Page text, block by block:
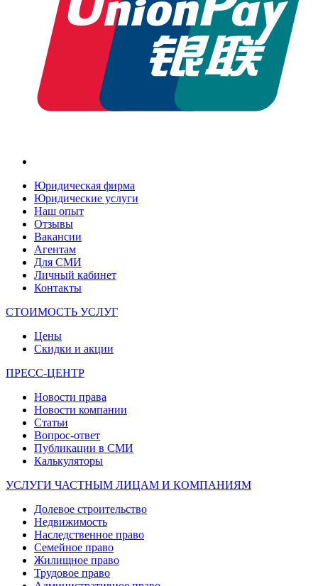
Юридическая фирма
Юридические услуги
Наш опыт
Отзывы
Вакансии
Агентам
Для СМИ
Личный кабинет
Контакты
СТОИМОСТЬ УСЛУГ
Цены
Скидки и акции
ПРЕСС-ЦЕНТР
Новости права
Новости компании
Статьи
Вопрос-ответ
Публикации в СМИ
Калькуляторы
УСЛУГИ ЧАСТНЫМ ЛИЦАМ И КОМПАНИЯМ
Долевое строительство
Недвижимость
Наследственное право
Семейное право
Жилищное право
Трудовое право